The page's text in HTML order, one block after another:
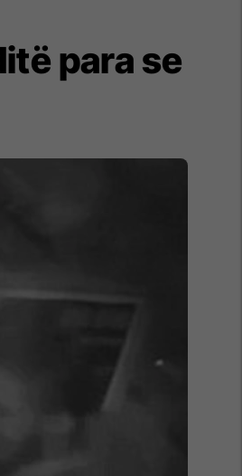
para se